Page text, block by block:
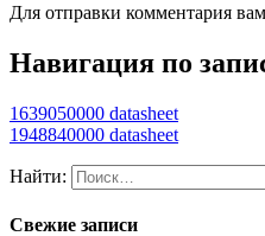
Для отправки комментария
Навигация по
1639050000 datasheet
1948840000 datasheet
Найти:
Свежие записи